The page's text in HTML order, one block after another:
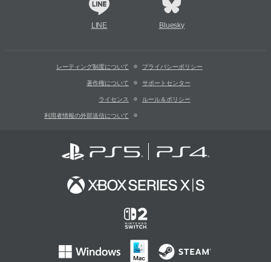
LINE Bluesky
レーティング制度について プライバシーポリシー
著作権について サポートセンター
ライセンス ルール＆ポリシー
利用者情報の外部送信について